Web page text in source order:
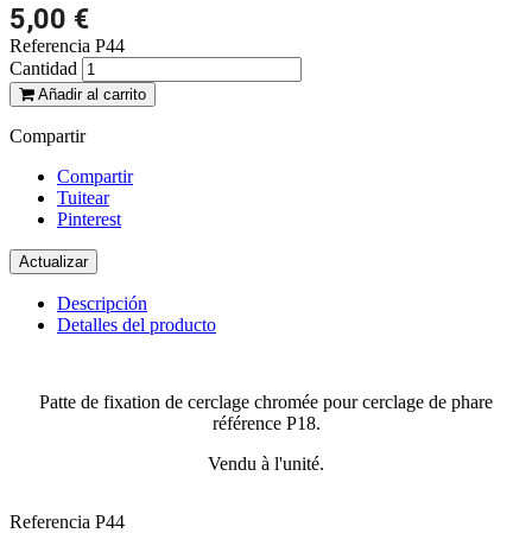
5,00 €
Referencia P44
Cantidad
Añadir al carrito
Compartir
Compartir
Tuitear
Pinterest
Descripción
Detalles del producto
Patte de fixation de cerclage chromée pour cerclage de phare
référence P18.
Vendu à l'unité.
Referencia P44